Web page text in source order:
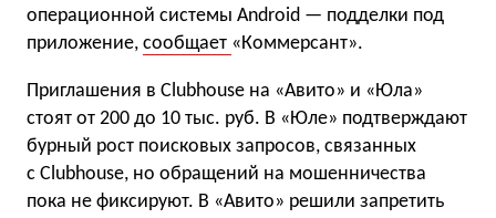
операционной системы Android — подделки под
приложение, сообщает «Коммерсант».
Приглашения в Clubhouse на «Авито» и «Юла»
стоят от 200 до 10 тыс. руб. В «Юле» подтверждают
бурный рост поисковых запросов, связанных
с Clubhouse, но обращений на мошенничества
пока не фиксируют. В «Авито» решили запретить